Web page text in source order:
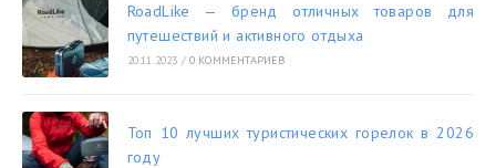
RoadLike — бренд отличных товаров для
путешествий и активного отдыха
20.11.2023 / 0 КОММЕНТАРИЕВ
Топ 10 лучших туристических горелок в 2026
году